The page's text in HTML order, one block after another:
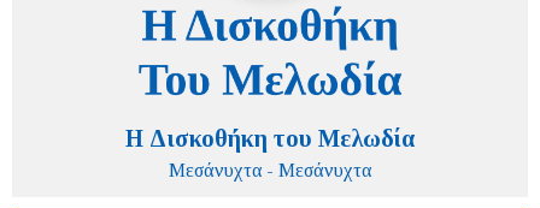
Η Δισκοθήκη του Μελωδία
Μεσάνυχτα - Μεσάνυχτα